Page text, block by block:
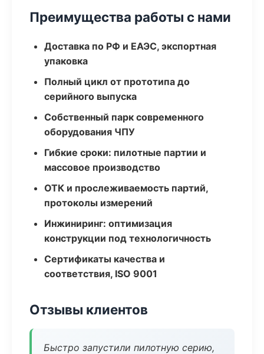
Преимущества работы с нами
Доставка по РФ и ЕАЭС, экспортная
упаковка
Полный цикл от прототипа до
серийного выпуска
Собственный парк современного
оборудования ЧПУ
Гибкие сроки: пилотные партии и
массовое производство
ОТК и прослеживаемость партий,
протоколы измерений
Инжиниринг: оптимизация
конструкции под технологичность
Сертификаты качества и
соответствия, ISO 9001
Отзывы клиентов
Быстро запустили пилотную серию,